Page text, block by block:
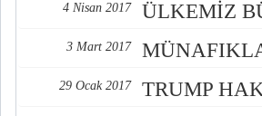
4 Nisan 2017 ÜLKEMİZ
3 Mart 2017
29 Ocak 2017 TRUMP